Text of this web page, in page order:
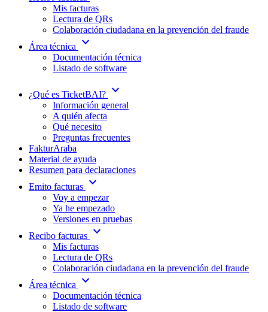
Mis facturas
Lectura de QRs
Colaboración ciudadana en la prevención del fraude
Área técnica
expand_more
Documentación técnica
Listado de software
¿Qué es TicketBAI? expand_more
Información general
A quién afecta
Qué necesito
Preguntas frecuentes
FakturAraba
Material de ayuda
Resumen para declaraciones
Emito facturas expand_more
Voy a empezar
Ya he empezado
Versiones en pruebas
Recibo facturas expand_more
Mis facturas
Lectura de QRs
Colaboración ciudadana en la prevención del fraude
Área técnica
expand_more
Documentación técnica
Listado de software